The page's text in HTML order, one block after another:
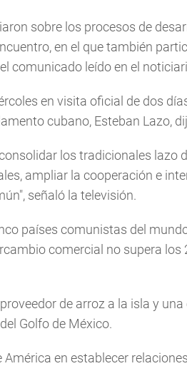
sobre los procesos de
en el que también
comunicado leído en el
en visita oficial de dos
cubano, Esteban Lazo,
los tradicionales lazo
ampliar la cooperación e
señaló la televisión.
países comunistas del
comercial no supera
de arroz a la isla y
Golfo de México.
en establecer